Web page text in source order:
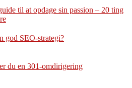
til at opdage sin passion – 20 ting
god SEO-strategi?
du en 301-omdirigering